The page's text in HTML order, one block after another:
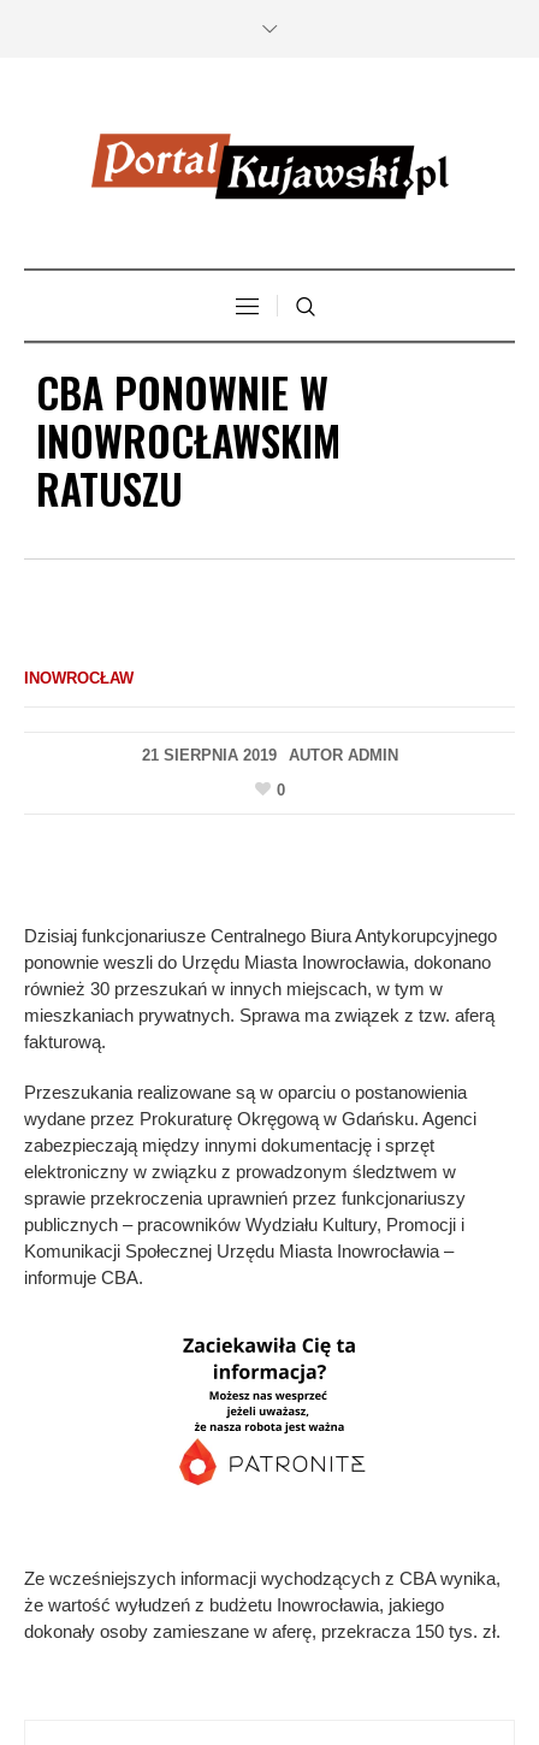
CBA PONOWNIE W
INOWROCŁAWSKIM
RATUSZU
INOWROCŁAW
21 SIERPNIA 2019 AUTOR ADMIN
0
Dzisiaj funkcjonariusze Centralnego Biura Antykorupcyjnego
ponownie weszli do Urzędu Miasta Inowrocławia, dokonano
również 30 przeszukań w innych miejscach, w tym w
mieszkaniach prywatnych. Sprawa ma związek z tzw. aferą
fakturową.
Przeszukania realizowane są w oparciu o postanowienia
wydane przez Prokuraturę Okręgową w Gdańsku. Agenci
zabezpieczają między innymi dokumentację i sprzęt
elektroniczny w związku z prowadzonym śledztwem w
sprawie przekroczenia uprawnień przez funkcjonariuszy
publicznych – pracowników Wydziału Kultury, Promocji i
Komunikacji Społecznej Urzędu Miasta Inowrocławia –
informuje CBA.
Ze wcześniejszych informacji wychodzących z CBA wynika,
że wartość wyłudzeń z budżetu Inowrocławia, jakiego
dokonały osoby zamieszane w aferę, przekracza 150 tys. zł.